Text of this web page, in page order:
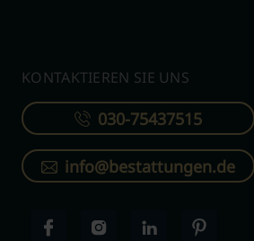
KONTAKTIEREN SIE UNS
030-75437515
info@bestattungen.de